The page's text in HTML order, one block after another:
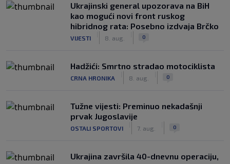
Ukrajinski general upozorava na BiH
kao mogući novi front ruskog
hibridnog rata: Posebno izdvaja Brčko
VIJESTI 8. aug. 0
Hadžići: Smrtno stradao motociklista
CRNA HRONIKA 8. aug. 0
Tužne vijesti: Preminuo nekadašnji
prvak Jugoslavije
OSTALI SPORTOVI 7. aug. 0
Ukrajina završila 40-dnevnu operaciju,